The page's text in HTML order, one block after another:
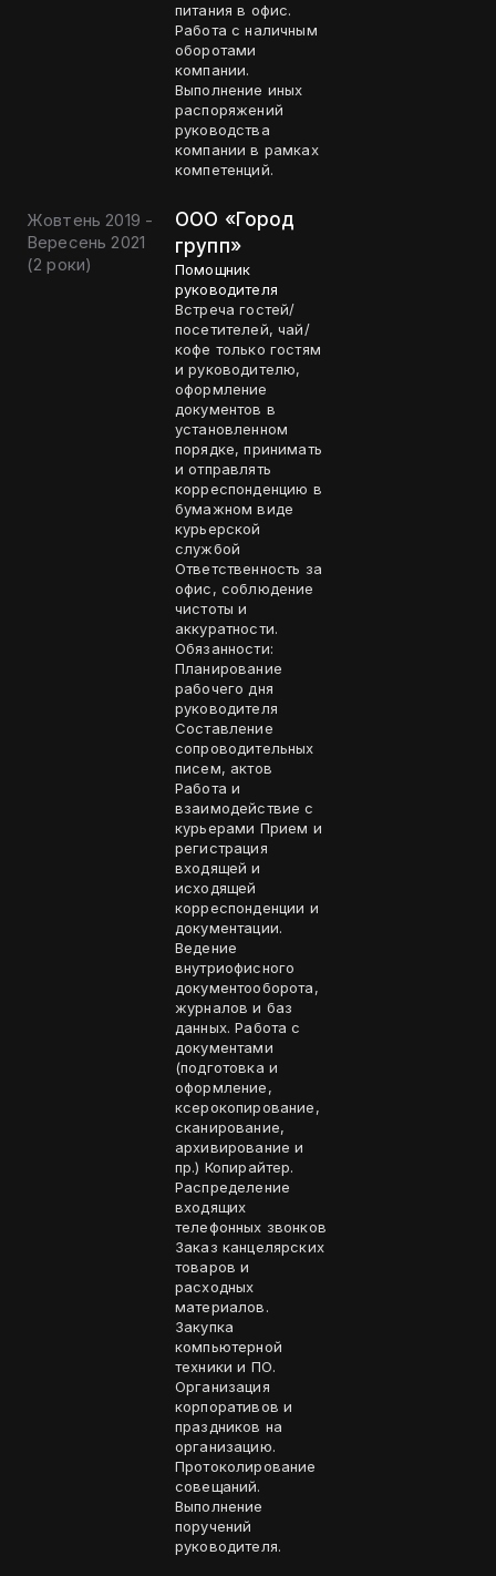
питания в офис.
Работа с наличным
оборотами
компании.
Выполнение иных
распоряжений
руководства
компании в рамках
компетенций.
Жовтень 2019 -
Вересень 2021
(2 роки)
ООО «Город
групп»
Помощник
руководителя
Встреча гостей/
посетителей, чай/
кофе только гостям
и руководителю,
оформление
документов в
установленном
порядке, принимать
и отправлять
корреспонденцию в
бумажном виде
курьерской
службой
Ответственность за
офис, соблюдение
чистоты и
аккуратности.
Обязанности:
Планирование
рабочего дня
руководителя
Составление
сопроводительных
писем, актов
Работа и
взаимодействие с
курьерами Прием и
регистрация
входящей и
исходящей
корреспонденции и
документации.
Ведение
внутриофисного
документооборота,
журналов и баз
данных. Работа с
документами
(подготовка и
оформление,
ксерокопирование,
сканирование,
архивирование и
пр.) Копирайтер.
Распределение
входящих
телефонных звонков
Заказ канцелярских
товаров и
расходных
материалов.
Закупка
компьютерной
техники и ПО.
Организация
корпоративов и
праздников на
организацию.
Протоколирование
совещаний.
Выполнение
поручений
руководителя.